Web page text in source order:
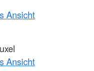
Ansicht
Ansicht